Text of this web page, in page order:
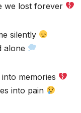
we lost forever
silently
alone
memories
into pain